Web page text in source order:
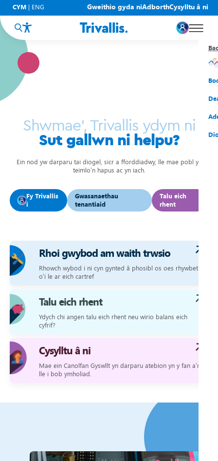
CYM ENG Gweithio gyda niAdborthCysylltu â ni
Shwmae’, Trivallis ydym ni
Sut gallwn ni helpu?
Ein nod yw darparu tai diogel, sicr a fforddiadwy, lle mae pobl yn
teimlo’n hapus ac yn iach.
Fy Trivallis
i
Gwasanaethau
tenantiaid
Talu eich
rhent
Rhoi gwybod am waith trwsio
Rhowch wybod i ni cyn gynted â phosibl os oes rhywbeth
o’i le ar eich cartref
Talu eich rhent
Ydych chi angen talu eich rhent neu wirio balans eich
cyfrif?
Cysylltu â ni
Mae ein Canolfan Gyswllt yn darparu atebion yn y fan a’r
lle i bob ymholiad.